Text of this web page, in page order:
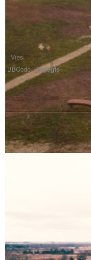
BBCode -izslēgts